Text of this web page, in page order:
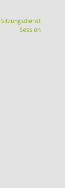
Sitzungsdienst
Session(Wird in